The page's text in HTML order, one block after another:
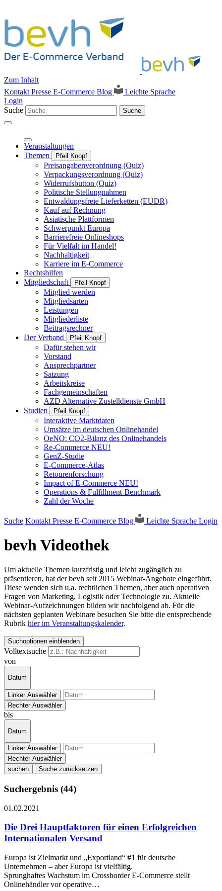
Zum Inhalt
Kontakt Presse E-Commerce Blog
Leichte Sprache
Login
Suche
Suche
Veranstaltungen
Themen
Pfeil Knopf
Preisangabenverordnung (Quiz)
Verpackungsverordnung (Quiz)
Widerrufsbutton (Quiz)
Politische Stellungnahmen
Entwaldungsfreie Lieferketten (EUDR)
Kauf auf Rechnung
Asiatische Plattformen
Schwerpunkt Europa
Barrierefreie Onlineshops
Für Vielfalt im Handel!
Nachhaltigkeit
Karriere im E-Commerce
Rechtshilfen
Mitgliedschaft
Pfeil Knopf
Mitglied werden
Mitgliedsarten
Leistungen
Mitgliederliste
Beitragsrechner
Der Verband
Pfeil Knopf
Dafür stehen wir
Vorstand
Ansprechpartner
Satzung
Arbeitskreise
Fachgemeinschaften
AZD Alternative Zustelldienste GmbH
Studien
Pfeil Knopf
Interaktive Marktdaten
Umsätze im deutschen Onlinehandel
OeNO: CO2-Bilanz des Onlinehandels
Re-Commerce NEU!
GenZ-Studie
E-Commerce-Atlas
Retourenforschung
Impact of E-Commerce NEU!
Operations & Fulfillment-Benchmark
Zahl der Woche
Suche Kontakt Presse E-Commerce Blog Leichte Sprache Login
bevh Videothek
Um aktuelle Themen kurzfristig und leicht zugänglich zu
präsentieren, hat der bevh seit 2015 Webinar-Angebote eingeführt.
Diese wenden sich u.a. rechtlichen Themen, aber auch operativen
Fragen von Marketing, Logistik oder Technologie zu. Aktuelle
Webinar-Aufzeichnungen bilden wir nachfolgend ab. Für die
nächsten geplanten Webinare besuchen Sie bitte die entsprechende
Rubrik hier im Veranstaltungskalender.
Suchoptionen einblenden
Volltextsuche
von
Datum
Linker Auswähler
Rechter Auswähler
bis
Datum
Linker Auswähler
Rechter Auswähler
suchen
Suchergebnis (44)
01.02.2021
Die Drei Hauptfaktoren für einen Erfolgreichen
Internationalen Versand
Europa ist Zielmarkt und „Exportland“ #1 für deutsche
Unternehmen – aber Europa ist vielfältig.
Sprunghaftes Wachstum im Crossborder E-Commerce stellt
Onlinehändler vor operative…